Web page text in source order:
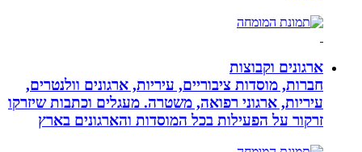
ארגונים וקבוצות
חברות, מוסדות ציבוריים, עיריות, ארגונים וולנטרים,
עיריות, ארגוני רפואה, משטרה. מעגלים וכתבות שיזרקו
זרקור על הפעילות בכל המוסדות והארגונים בארץ